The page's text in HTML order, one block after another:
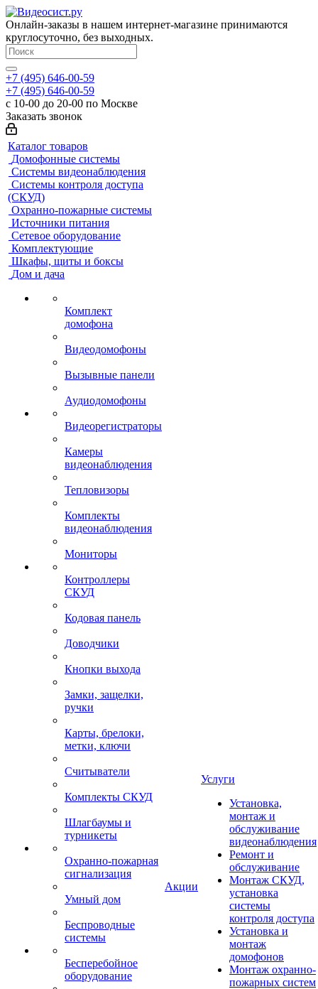
Онлайн-заказы в нашем интернет-магазине принимаются
круглосуточно, без выходных.
+7 (495) 646-00-59
+7 (495) 646-00-59
с 10-00 до 20-00 по Москве
Заказать звонок
Каталог товаров
Домофонные системы
Системы видеонаблюдения
Системы контроля доступа
(СКУД)
Охранно-пожарные системы
Источники питания
Сетевое оборудование
Комплектующие
Шкафы, щиты и боксы
Дом и дача
Комплект
домофона
Видеодомофоны
Вызывные панели
Аудиодомофоны
Видеорегистраторы
Камеры
видеонаблюдения
Тепловизоры
Комплекты
видеонаблюдения
Мониторы
Контроллеры
СКУД
Кодовая панель
Доводчики
Кнопки выхода
Замки, защелки,
ручки
Карты, брелоки,
метки, ключи
Считыватели
Комплекты СКУД
Шлагбаумы и
турникеты
Охранно-пожарная
сигнализация
Умный дом
Беспроводные
системы
Бесперебойное
оборудование
Акции
Услуги
Установка,
монтаж и
обслуживание
видеонаблюдения
Ремонт и
обслуживание
Монтаж СКУД,
установка
системы
контроля доступа
Установка и
монтаж
домофонов
Монтаж охранно-
пожарных систем